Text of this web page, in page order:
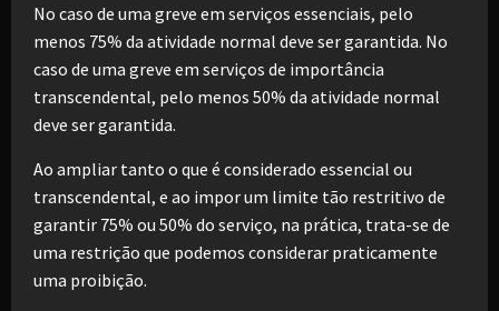
No caso de uma greve em serviços essenciais, pelo
menos 75% da atividade normal deve ser garantida. No
caso de uma greve em serviços de importância
transcendental, pelo menos 50% da atividade normal
deve ser garantida.
Ao ampliar tanto o que é considerado essencial ou
transcendental, e ao impor um limite tão restritivo de
garantir 75% ou 50% do serviço, na prática, trata-se de
uma restrição que podemos considerar praticamente
uma proibição.